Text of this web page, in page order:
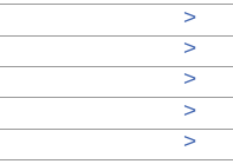
>
>
>
>
>